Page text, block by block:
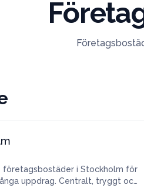
företagsbostäder i Stockholm för
uppdrag. Centralt, tryggt och